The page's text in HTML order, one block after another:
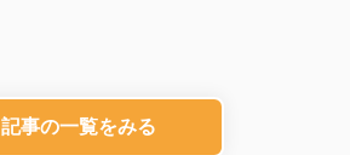
記事の一覧をみる